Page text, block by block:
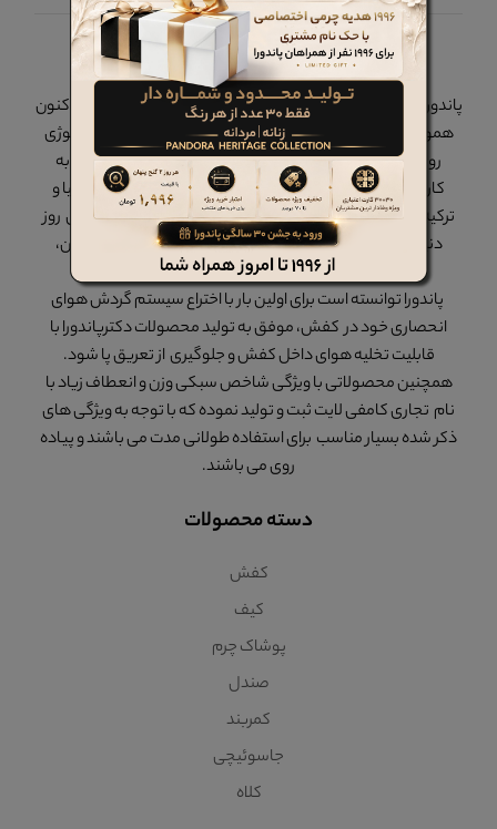
پاندورا
پاندورا در سال 1375 در تهران - ایران تاسیس گردید و از آن زمان تاکنون
همواره یکی از پیشروان ایران در همگامی با مد، کیفیت و تکنولوژی
روز دنیا بوده است. محصولات برند پاندورا در داخل کشور و با به
کارگیری نیروهای بومی زیر نظر کارشناسانی از کشورهای ایتالیا و
ترکیه، با استفاده از بهترین متریال داخلی و خارجی و با تکنولوژی روز
دنیا تولید می گردد که سابقهء صادرات به روسیه، اکراین، آلمان،
آذربایجان و... را نیز دارد.
پاندورا توانسته است برای اولین بار با اختراع سیستم گردش هوای
انحصاری خود در کفش، موفق به تولید محصولات دکترپاندورا با
قابلیت تخلیه هوای داخل کفش و جلوگیری از تعریق پا شود.
همچنین محصولاتی با ویژگی شاخص سبکی وزن و انعطاف زیاد با
نام تجاری کامفی لایت ثبت و تولید نموده که با توجه به ویژگی های
ذکر شده بسیار مناسب برای استفاده طولانی مدت می باشند و پیاده
روی می باشند.
دسته محصولات
کفش
کیف
پوشاک چرم
صندل
کمربند
جاسوئیچی
کلاه